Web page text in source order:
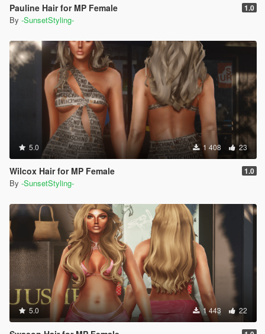
Pauline Hair for MP Female 1.0
By -SunsetStyling-
5.0 1 408 23
Wilcox Hair for MP Female 1.0
By -SunsetStyling-
5.0 1 443 22